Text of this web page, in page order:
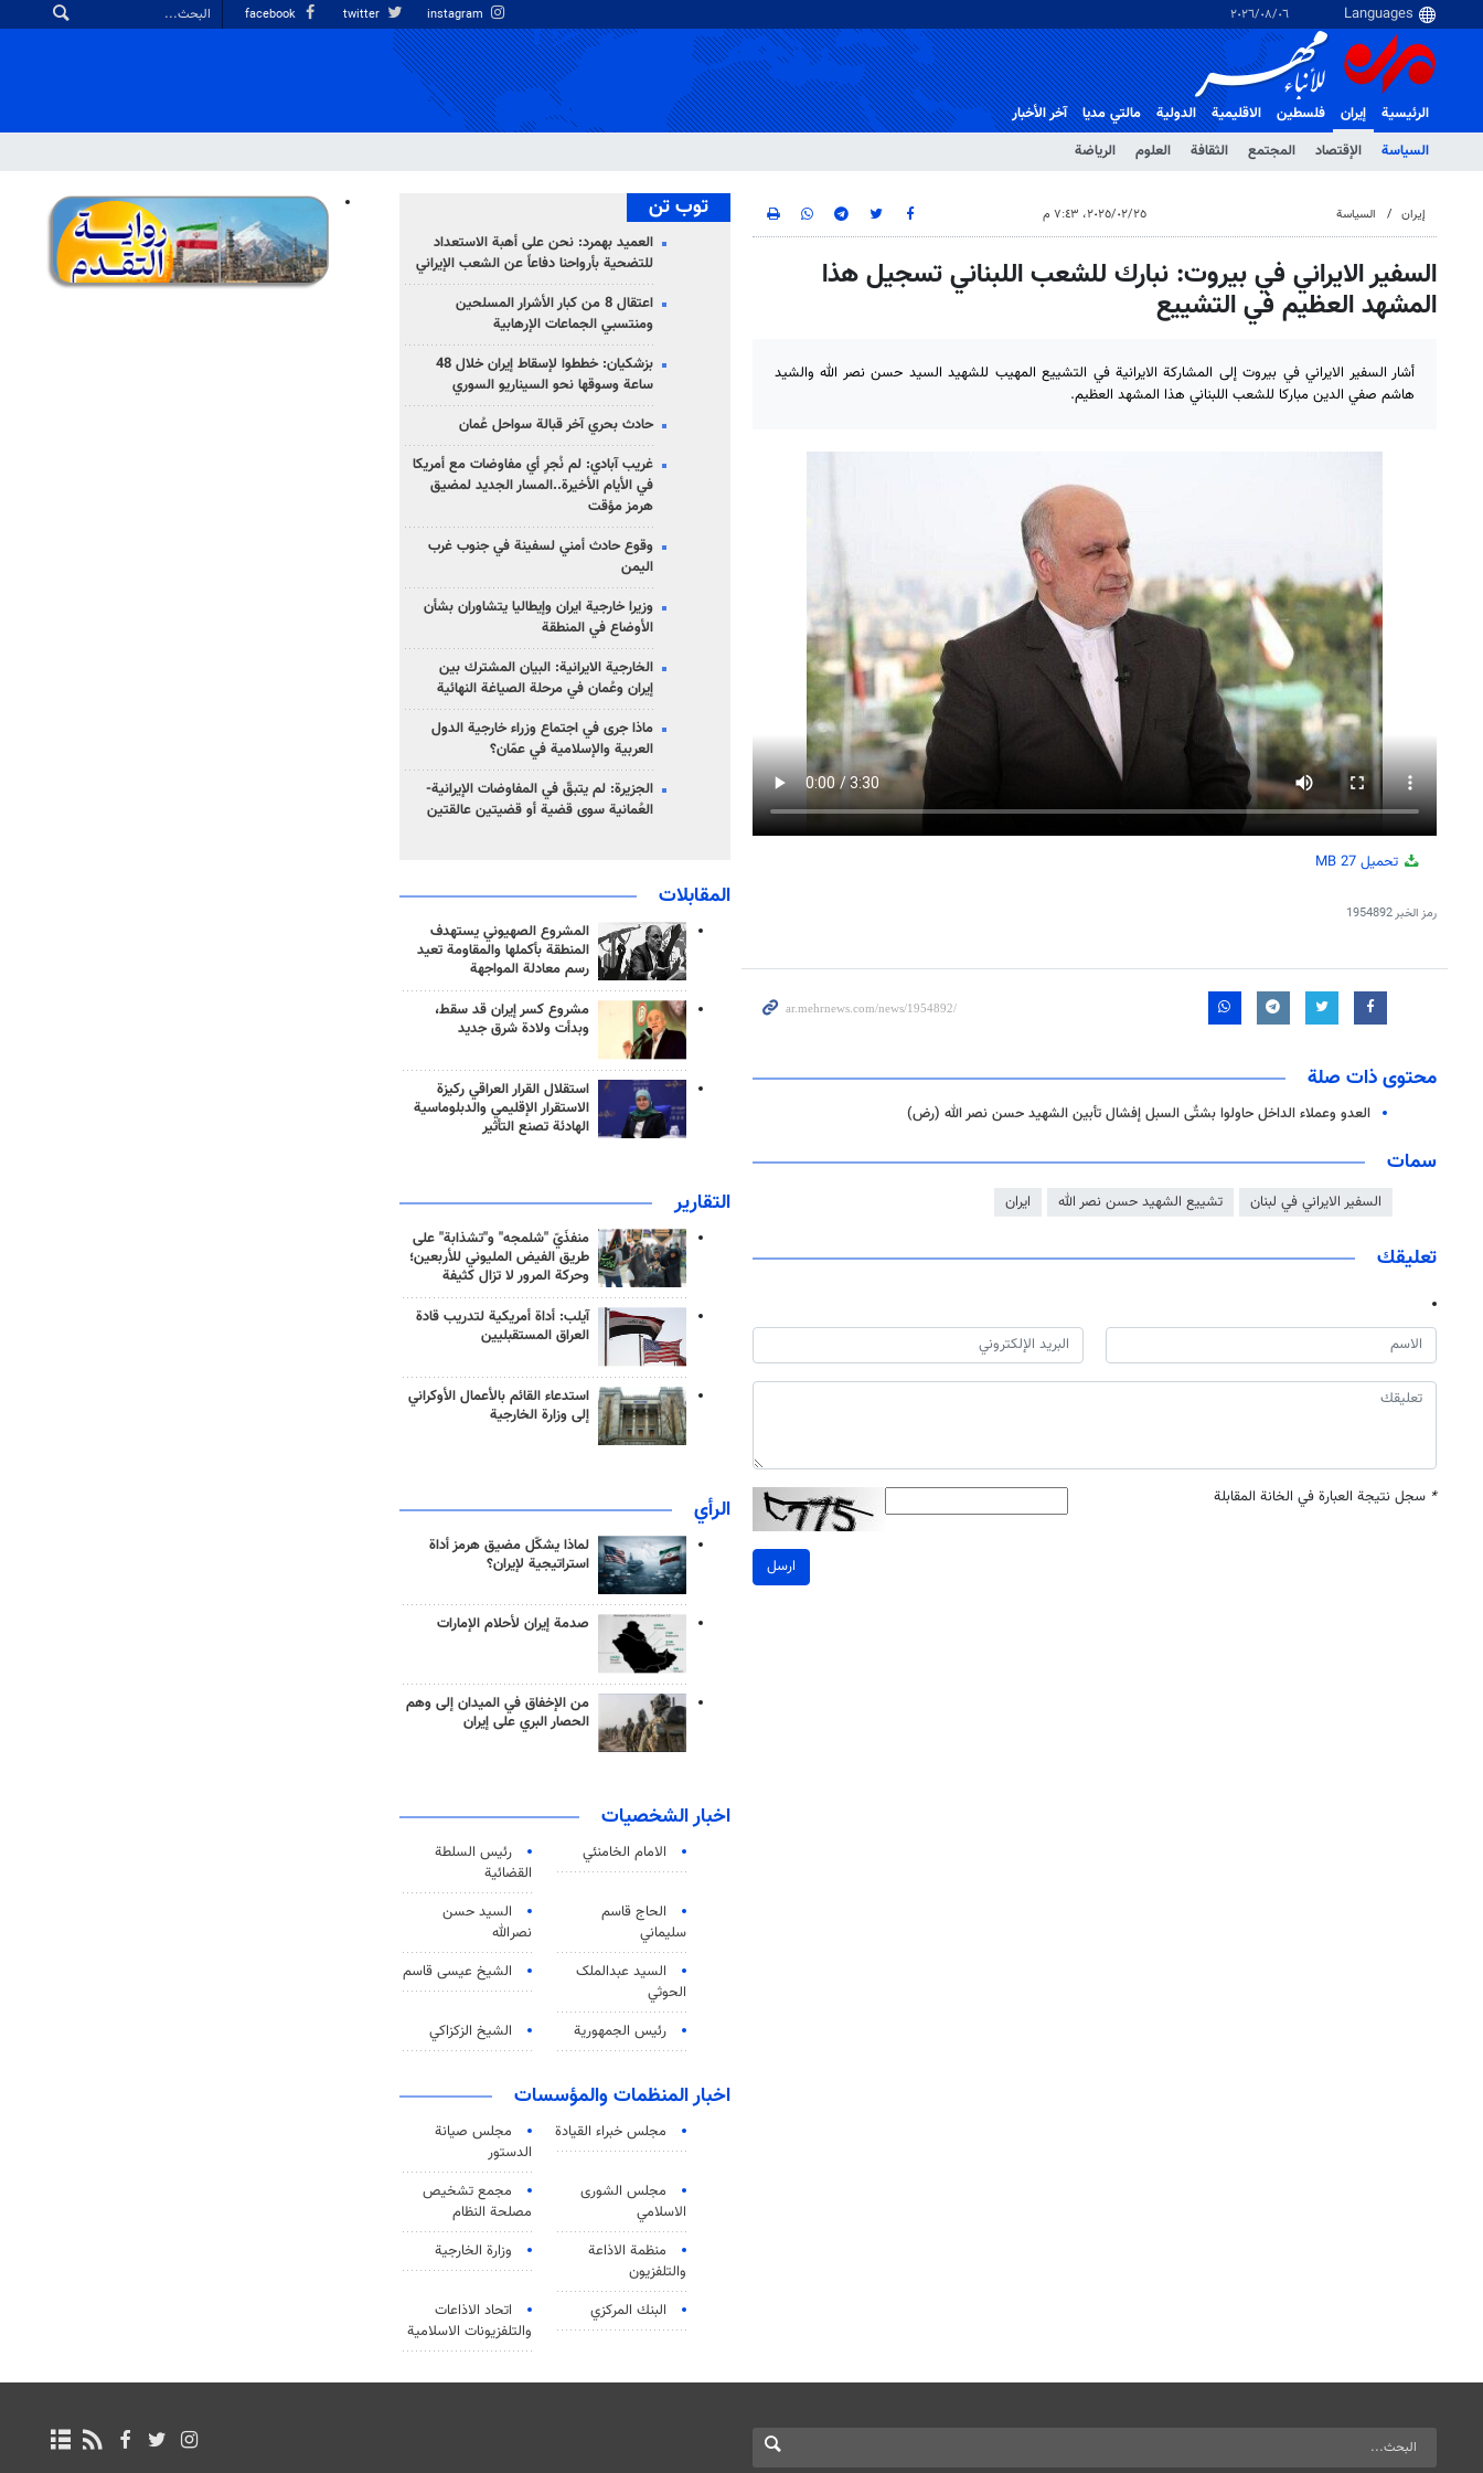
٠٦‏/٠٨‏/٢٠٢٦
الرئيسية
إيران
السياسة
الإقتصاد المجتمع الثقافة العلوم الرياضة
فلسطین الاقلیمیة الدولية مالتي مدیا آخر الأخبار
إيران السياسة ٢٥‏/٠٢‏/٢٠٢٥، ٧:٤٣ م
السفير الايراني في بيروت: نبارك للشعب اللبناني تسجيل هذا
المشهد العظيم في التشييع
أشار السفير الايراني في بيروت إلى المشاركة الايرانية في التشييع المهيب للشهيد السيد حسن نصر الله والشيد
هاشم صفي الدين مباركا للشعب اللبناني هذا المشهد العظيم.
تحميل 27 MB
رمز الخبر1954892
محتوى ذات صلة
العدو وعملاء الداخل حاولوا بشتٌى السبل إفشال تأبين الشهيد حسن نصر الله (رض)
سمات
السفير الايراني في لبنان تشييع الشهيد حسن نصر الله ايران
تعليقك
* سجل نتيجة العبارة في الخانة المقابلة
ارسل
توب تن
العميد بهمرد: نحن على أهبة الاستعداد
للتضحية بأرواحنا دفاعاً عن الشعب الإيراني
اعتقال 8 من كبار الأشرار المسلحين
ومنتسبي الجماعات الإرهابية
بزشكيان: خططوا لإسقاط إيران خلال 48
ساعة وسوقها نحو السيناريو السوري
حادث بحري آخر قبالة سواحل عُمان
غريب آبادي: لم نُجرِ أي مفاوضات مع أمريكا
في الأيام الأخيرة..المسار الجديد لمضيق
هرمز مؤقت
وقوع حادث أمني لسفينة في جنوب غرب
اليمن
وزيرا خارجية ايران وإيطاليا يتشاوران بشأن
الأوضاع في المنطقة
الخارجية الايرانية: البيان المشترك بين
إيران وعُمان في مرحلة الصياغة النهائية
ماذا جرى في اجتماع وزراء خارجية الدول
العربية والإسلامية في عمّان؟
الجزيرة: لم يتبقّ في المفاوضات الإيرانية-
العُمانية سوى قضية أو قضيتين عالقتين
المقابلات
المشروع الصهيوني يستهدف
المنطقة بأكملها والمقاومة تعيد
رسم معادلة المواجهة
مشروع كسر إيران قد سقط،
وبدأت ولادة شرق جديد
استقلال القرار العراقي ركيزة
الاستقرار الإقليمي والدبلوماسية
الهادئة تصنع التأثير
التقارير
منفذَيّ "شلمجه" و"تشذابة" على
طريق الفيض المليوني للأربعين؛
وحركة المرور لا تزال كثيفة
آيلب: أداة أمريكية لتدريب قادة
العراق المستقبليين
استدعاء القائم بالأعمال الأوكراني
إلى وزارة الخارجية
الرأي
لماذا يشكّل مضيق هرمز أداة
استراتيجية لإيران؟
صدمة إيران لأحلام الإمارات
من الإخفاق في الميدان إلى وهم
الحصار البري على إيران
اخبار الشخصيات
الامام الخامنئي
رئیس السلطة
القضائیة
الحاج قاسم
سليماني
السيد حسن
نصرالله
السید عبدالملک
الحوثي
الشيخ عيسى قاسم
رئيس الجمهورية الشيخ الزكزاكي
اخبار المنظمات والمؤسسات
مجلس خبراء القيادة
مجلس صيانة
الدستور
مجلس الشورى
الاسلامي
مجمع تشخيص
مصلحة النظام
منظمة الاذاعة
والتلفزیون
وزارة الخارجية
البنك المركزي
اتحاد الاذاعات
والتلفزيونات الاسلامية